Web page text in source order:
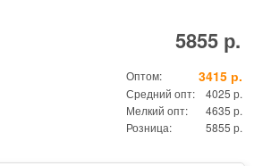
5855 р.
Оптом: 3415 р.
Средний опт:
4025 р.
Мелкий опт:
4635 р.
Розница:
5855 р.